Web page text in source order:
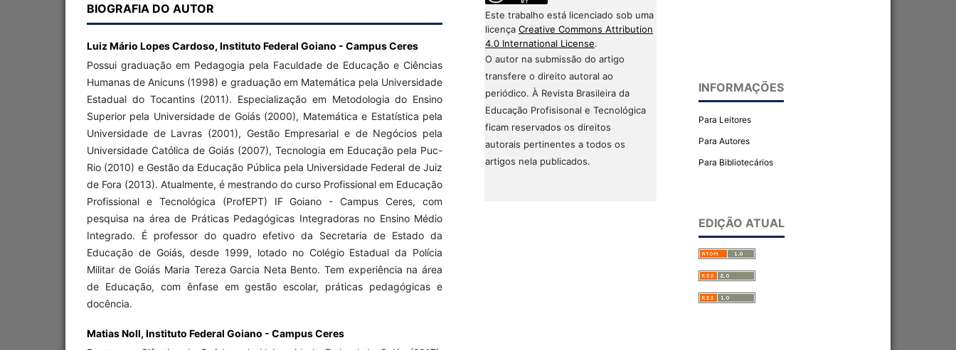
BIOGRAFIA DO AUTOR
Luiz Mário Lopes Cardoso, Instituto Federal Goiano - Campus Ceres
Possui graduação em Pedagogia pela Faculdade de Educação e Ciências
Humanas de Anicuns (1998) e graduação em Matemática pela Universidade
Estadual do Tocantins (2011). Especialização em Metodologia do Ensino
Superior pela Universidade de Goiás (2000), Matemática e Estatística pela
Universidade de Lavras (2001), Gestão Empresarial e de Negócios pela
Universidade Católica de Goiás (2007), Tecnologia em Educação pela Puc-
Rio (2010) e Gestão da Educação Pública pela Universidade Federal de Juiz
de Fora (2013). Atualmente, é mestrando do curso Profissional em Educação
Profissional e Tecnológica (ProfEPT) IF Goiano - Campus Ceres, com
pesquisa na área de Práticas Pedagógicas Integradoras no Ensino Médio
Integrado. É professor do quadro efetivo da Secretaria de Estado da
Educação de Goiás, desde 1999, lotado no Colégio Estadual da Polícia
Militar de Goiás Maria Tereza Garcia Neta Bento. Tem experiência na área
de Educação, com ênfase em gestão escolar, práticas pedagógicas e
docência.
Matias Noll, Instituto Federal Goiano - Campus Ceres
Este trabalho está licenciado sob uma
licença Creative Commons Attribution
4.0 International License.
O autor na submissão do artigo
transfere o direito autoral ao
periódico. À Revista Brasileira da
Educação Profisisonal e Tecnológica
ficam reservados os direitos
autorais pertinentes a todos os
artigos nela publicados.
INFORMAÇÕES
Para Leitores
Para Autores
Para Bibliotecários
EDIÇÃO ATUAL